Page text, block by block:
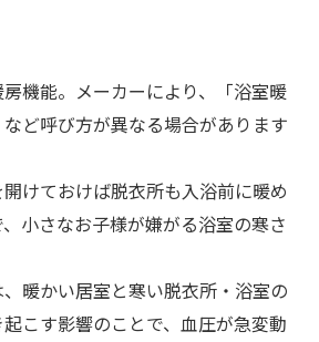
機能。メーカーにより、「浴室暖
ど呼び方が異なる場合があります
けておけば脱衣所も入浴前に暖め
小さなお子様が嫌がる浴室の寒さ
暖かい居室と寒い脱衣所・浴室の
こす影響のことで、血圧が急変動